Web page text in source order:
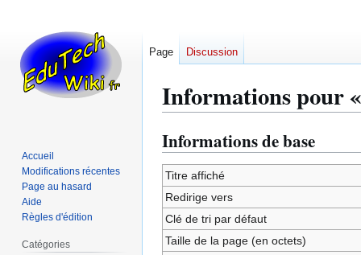
Informations pour
Aller
à
la
navigation
Aller
à
la
recherche
Informations de base
Titre affiché
Redirige vers
Clé de tri par défaut
Taille de la page (en octets)
Page Discussion
Accueil
Modifications récentes
Page au hasard
Aide
Règles d'édition
Catégories